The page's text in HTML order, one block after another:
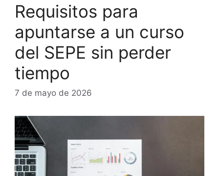
Requisitos para
apuntarse a un curso
del SEPE sin perder
tiempo
7 de mayo de 2026